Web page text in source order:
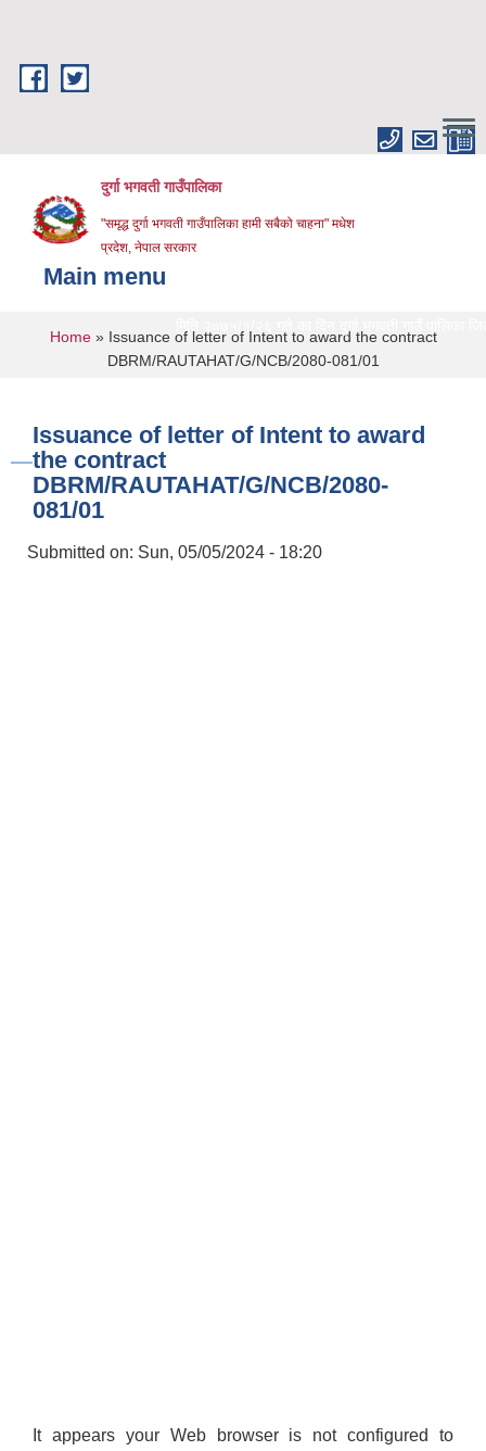
दुर्गा भगवती गाउँपालिका
"समृद्ध दुर्गा भगवती गाउँपालिका हामी सबैको चाहना" मधेश
प्रदेश, नेपाल सरकार
Main menu
You are here
Home» Issuance of letter of Intent to award the contract
DBRM/RAUTAHAT/G/NCB/2080-081/01
Issuance of letter of Intent to award
the contract
DBRM/RAUTAHAT/G/NCB/2080-
081/01
Submitted on: Sun, 05/05/2024 - 18:20
It appears your Web browser is not configured to